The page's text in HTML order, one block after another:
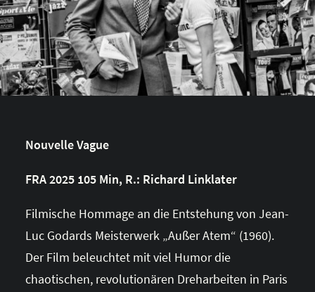
Nouvelle Vague
FRA 2025 105 Min, R.: Richard Linklater
Filmische Hommage an die Entstehung von Jean-
Luc Godards Meisterwerk „Außer Atem“ (1960).
Der Film beleuchtet mit viel Humor die
chaotischen, revolutionären Dreharbeiten in Paris